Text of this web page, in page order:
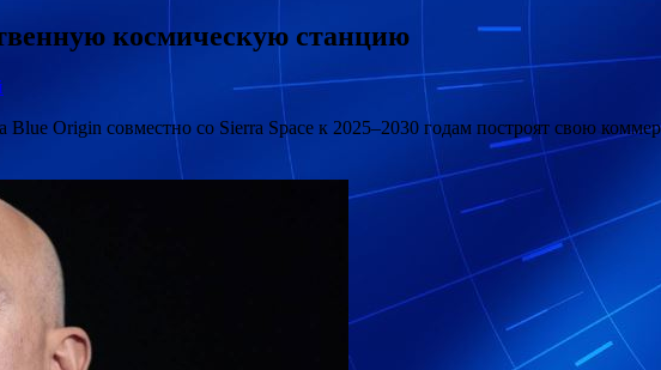
космическую станцию
Origin совместно со Sierra Space к 2025–2030 годам построят свою